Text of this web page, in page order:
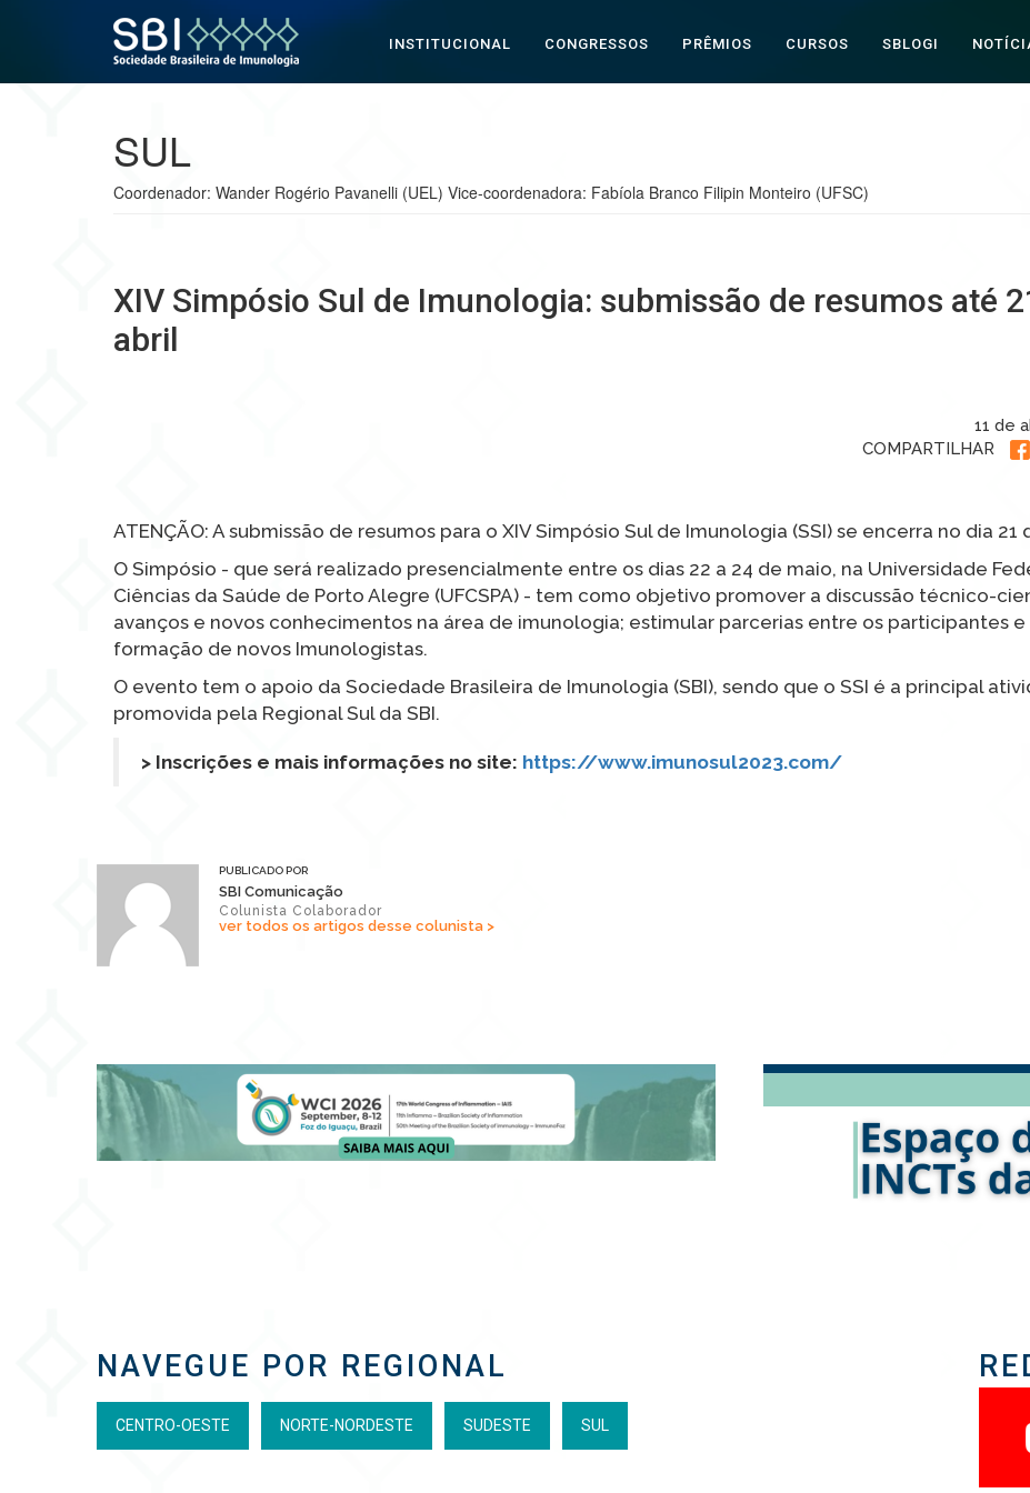
INSTITUCIONAL CONGRESSOS PRÊMIOS CURSOS SBLOGI
SUL
Coordenador: Wander Rogério Pavanelli (UEL) Vice-coordenadora: Fabíola Branco Filipin Monteiro (UFSC)
XIV Simpósio Sul de Imunologia: submissão de resumos até
abril
11 de
COMPARTILHAR
ATENÇÃO: A submissão de resumos para o XIV Simpósio Sul de Imunologia (SSI) se encerra no dia 21
O Simpósio - que será realizado presencialmente entre os dias 22 a 24 de maio, na Universidade
Ciências da Saúde de Porto Alegre (UFCSPA) - tem como objetivo promover a discussão técnico-
avanços e novos conhecimentos na área de imunologia; estimular parcerias entre os participantes e
formação de novos Imunologistas.
O evento tem o apoio da Sociedade Brasileira de Imunologia (SBI), sendo que o SSI é a principal
promovida pela Regional Sul da SBI.
> Inscrições e mais informações no site: https://www.imunosul2023.com/
PUBLICADO POR
SBI Comunicação
Colunista Colaborador
ver todos os artigos desse colunista >
NAVEGUE POR REGIONAL
CENTRO-OESTE NORTE-NORDESTE SUDESTE SUL